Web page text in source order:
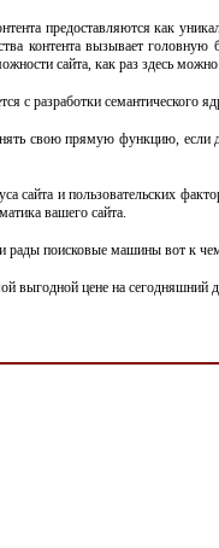
предоставляются как
контента вызывает головную
сайта, как раз здесь
с разработки семантического
свою прямую функцию, если
и пользовательских
вашего сайта.
рады поисковые машины вот к
выгодной цене на сегодняшний